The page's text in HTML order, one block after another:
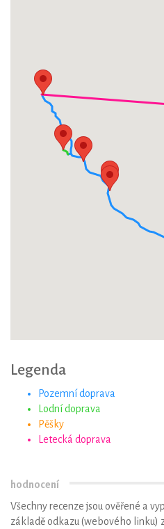
Legenda
Pozemní doprava
Lodní doprava
Pěšky
Letecká doprava
hodnocení
Všechny recenze jsou ověřené a
základě odkazu (webového linku)